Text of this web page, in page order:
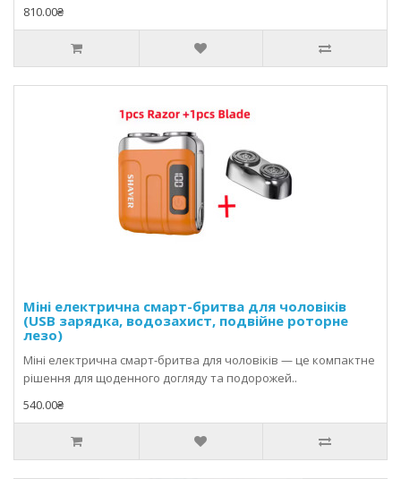
810.00₴
Міні електрична смарт-бритва для чоловіків
(USB зарядка, водозахист, подвійне роторне
лезо)
Міні електрична смарт-бритва для чоловіків — це компактне
рішення для щоденного догляду та подорожей..
540.00₴